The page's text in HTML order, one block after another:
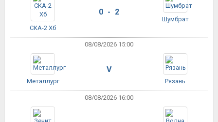
СКА-2 Хб
0 - 2
Шумбрат
08/08/2026 15:00
Металлург
V
Рязань
08/08/2026 16:00